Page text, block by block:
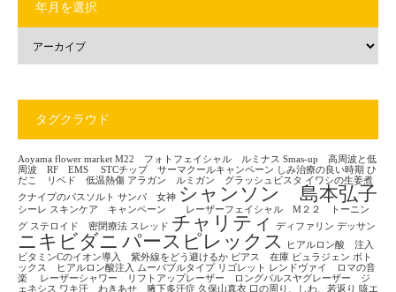
年月を選択
タグクラウド
Aoyama flower market M22 フォトフェイシャル ルミナス Smas-up 高周波と低
周波 RF EMS
STCチップ サーマクールキャンペーン しみ治療の良い時期 ひ
だこ リベド 低温熱傷 アラガン ルミガン グラッシュビスタ イワシの生姜煮
クナイプのバスソルト サンバ 女神 シャンソン 島本弘子
シーレ スキンケア キャンペーン レーザーフェイシャル M２２ トーニン
グ ステロイド 密閉療法 スレッド チャリティ ディファリン デッサン
ニキビダニ パースピレックス
ヒアルロン酸 注入
ビタミンCのイオン導入 紫外線をどう避けるか ピアス 在庫 ピュラジェン ボト
ックス ヒアルロン酸注入 ムーバブルタイプ リゴレット
レンドヴァイ ロマの音
楽
レーザーシャワー リフトアップレーザー ロングパルスヤグレーザー ジ
ェネシス ワキ汗 わきあせ 腋下多汗症 久保山真衣 口の周り、しわ、若返り 咳エ